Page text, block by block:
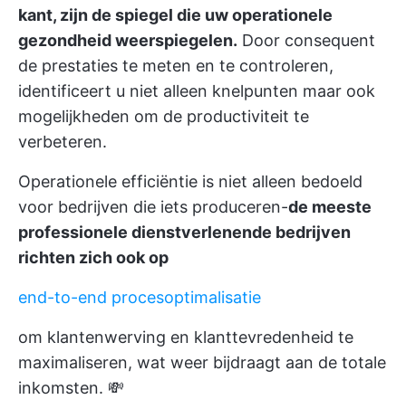
kant, zijn de spiegel die uw operationele
gezondheid weerspiegelen. Door consequent
de prestaties te meten en te controleren,
identificeert u niet alleen knelpunten maar ook
mogelijkheden om de productiviteit te
verbeteren.
Operationele efficiëntie is niet alleen bedoeld
voor bedrijven die iets produceren-de meeste
professionele dienstverlenende bedrijven
richten zich ook op
end-to-end procesoptimalisatie
om klantenwerving en klanttevredenheid te
maximaliseren, wat weer bijdraagt aan de totale
inkomsten. 💸